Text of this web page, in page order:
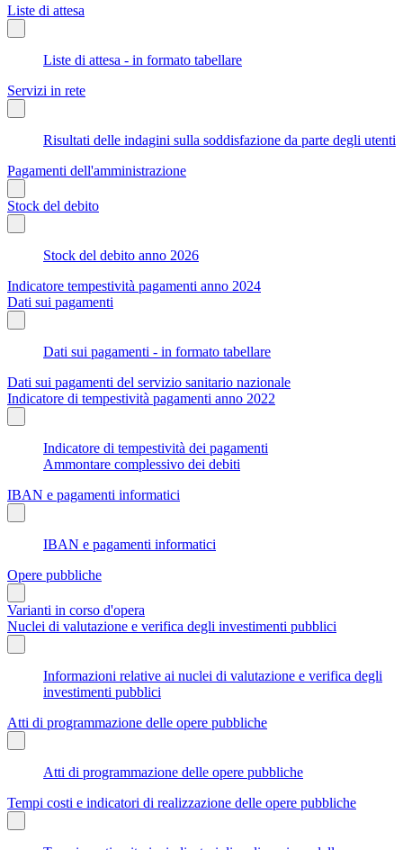
Liste di attesa
Liste di attesa - in formato tabellare
Servizi in rete
Risultati delle indagini sulla soddisfazione da parte degli utenti
Pagamenti dell'amministrazione
Stock del debito
Stock del debito anno 2026
Indicatore tempestività pagamenti anno 2024
Dati sui pagamenti
Dati sui pagamenti - in formato tabellare
Dati sui pagamenti del servizio sanitario nazionale
Indicatore di tempestività pagamenti anno 2022
Indicatore di tempestività dei pagamenti
Ammontare complessivo dei debiti
IBAN e pagamenti informatici
IBAN e pagamenti informatici
Opere pubbliche
Varianti in corso d'opera
Nuclei di valutazione e verifica degli investimenti pubblici
Informazioni relative ai nuclei di valutazione e verifica degli
investimenti pubblici
Atti di programmazione delle opere pubbliche
Atti di programmazione delle opere pubbliche
Tempi costi e indicatori di realizzazione delle opere pubbliche